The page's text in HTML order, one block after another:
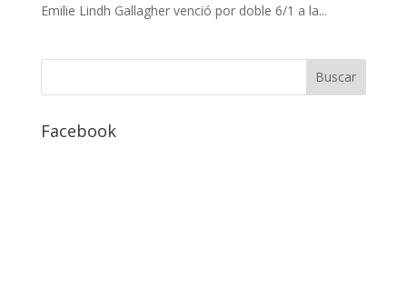
Emilie Lindh Gallagher venció por doble 6/1 a la...
Facebook